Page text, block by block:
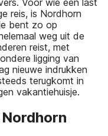
Voor wie een last
reis, is Nordhorn
bent zo op
weg uit de
reist, met
ligging van
nieuwe indrukken
terugkomt in
vakantiehuisje.